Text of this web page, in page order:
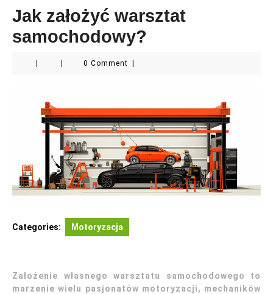
Jak założyć warsztat
samochodowy?
0 Comment
Categories: Motoryzacja
Założenie własnego warsztatu samochodowego to
marzenie wielu pasjonatów motoryzacji, mechaników